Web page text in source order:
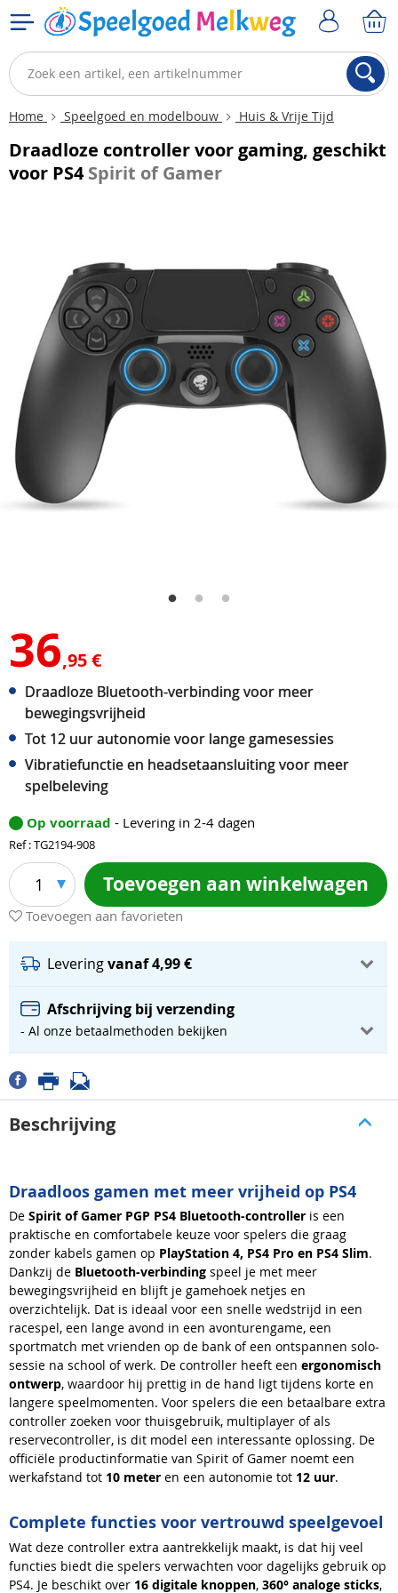
Home Speelgoed en modelbouw Huis & Vrije Tijd
Draadloze controller voor gaming, geschikt
voor PS4Spirit of Gamer
36,95 €
Draadloze Bluetooth-verbinding voor meer
bewegingsvrijheid
Tot 12 uur autonomie voor lange gamesessies
Vibratiefunctie en headsetaansluiting voor meer
spelbeleving
Op voorraad - Levering in 2-4 dagen
Ref : TG2194-908
1 Toevoegen aan winkelwagen
Toevoegen aan favorieten
Leveringvanaf 4,99 €
Afschrijving bij verzending
- Al onze betaalmethoden bekijken
Beschrijving
Draadloos gamen met meer vrijheid op PS4
De Spirit of Gamer PGP PS4 Bluetooth-controller is een
praktische en comfortabele keuze voor spelers die graag
zonder kabels gamen op PlayStation 4, PS4 Pro en PS4 Slim.
Dankzij de Bluetooth-verbinding speel je met meer
bewegingsvrijheid en blijft je gamehoek netjes en
overzichtelijk. Dat is ideaal voor een snelle wedstrijd in een
racespel, een lange avond in een avonturengame, een
sportmatch met vrienden op de bank of een ontspannen solo-
sessie na school of werk. De controller heeft een ergonomisch
ontwerp, waardoor hij prettig in de hand ligt tijdens korte en
langere speelmomenten. Voor spelers die een betaalbare extra
controller zoeken voor thuisgebruik, multiplayer of als
reservecontroller, is dit model een interessante oplossing. De
officiële productinformatie van Spirit of Gamer noemt een
werkafstand tot 10 meter en een autonomie tot 12 uur.
Complete functies voor vertrouwd speelgevoel
Wat deze controller extra aantrekkelijk maakt, is dat hij veel
functies biedt die spelers verwachten voor dagelijks gebruik op
PS4. Je beschikt over 16 digitale knoppen, 360° analoge sticks,